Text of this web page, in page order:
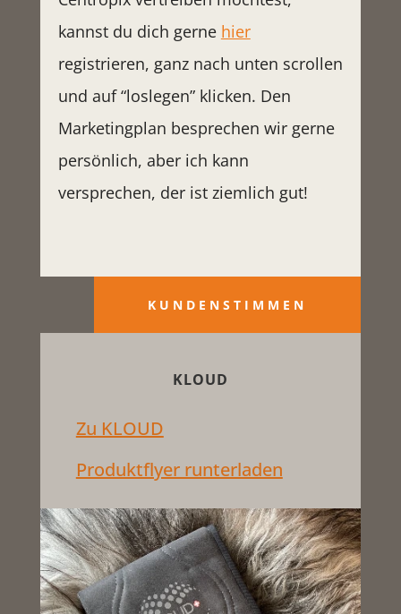
kannst du dich gerne hier
registrieren, ganz nach unten scrollen
und auf “loslegen” klicken. Den
Marketingplan besprechen wir gerne
persönlich, aber ich kann
versprechen, der ist ziemlich gut!
KUNDENSTIMMEN
KLOUD
Zu KLOUD
Produktflyer runterladen